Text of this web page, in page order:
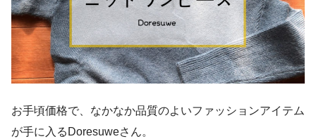
お手頃価格で、なかなか品質のよいファッションアイテム
が手に入るDoresuweさん。